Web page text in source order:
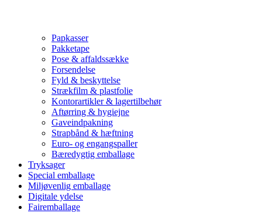
Papkasser
Pakketape
Pose & affaldssække
Forsendelse
Fyld & beskyttelse
Strækfilm & plastfolie
Kontorartikler & lagertilbehør
Aftørring & hygiejne
Gaveindpakning
Strapbånd & hæftning
Euro- og engangspaller
Bæredygtig emballage
Tryksager
Special emballage
Miljøvenlig emballage
Digitale ydelse
Fairemballage